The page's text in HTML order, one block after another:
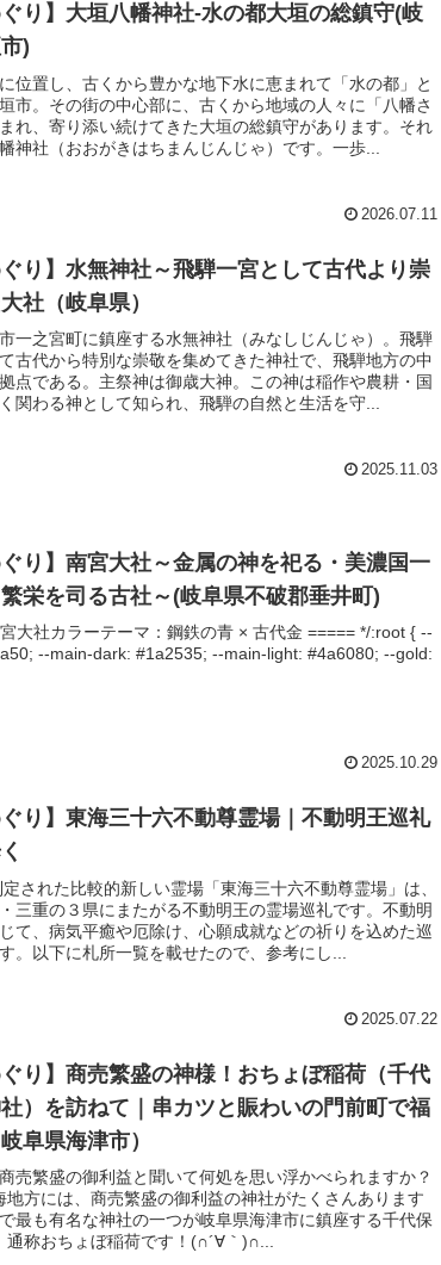
ぐり】大垣八幡神社-水の都大垣の総鎮守(岐
)
位置し、古くから豊かな地下水に恵まれて「水の都」と
市。その街の中心部に、古くから地域の人々に「八幡さ
れ、寄り添い続けてきた大垣の総鎮守があります。それ
神社（おおがきはちまんじんじゃ）です。一歩...
2026.07.11
ぐり】水無神社～飛騨一宮として古代より崇
社（岐阜県）
一之宮町に鎮座する水無神社（みなしじんじゃ）。飛騨
古代から特別な崇敬を集めてきた神社で、飛騨地方の中
点である。主祭神は御歳大神。この神は稲作や農耕・国
関わる神として知られ、飛騨の自然と生活を守...
2025.11.03
ぐり】南宮大社～金属の神を祀る・美濃国一
栄を司る古社～(岐阜県不破郡垂井町)
大社カラーテーマ：鋼鉄の青 × 古代金 ===== */:root { --
--main-dark: #1a2535; --main-light: #4a6080; --gold:
2025.10.29
ぐり】東海三十六不動尊霊場｜不動明王巡礼
された比較的新しい霊場「東海三十六不動尊霊場」は、
三重の３県にまたがる不動明王の霊場巡礼です。不動明
て、病気平癒や厄除け、心願成就などの祈りを込めた巡
。以下に札所一覧を載せたので、参考にし...
2025.07.22
ぐり】商売繁盛の神様！おちょぼ稲荷（千代
）を訪ねて｜串カツと賑わいの門前町で福
阜県海津市）
売繁盛の御利益と聞いて何処を思い浮かべられますか？
方には、商売繁盛の御利益の神社がたくさんあります
最も有名な神社の一つが岐阜県海津市に鎮座する千代保
称おちょぼ稲荷です！(∩´∀｀)∩...